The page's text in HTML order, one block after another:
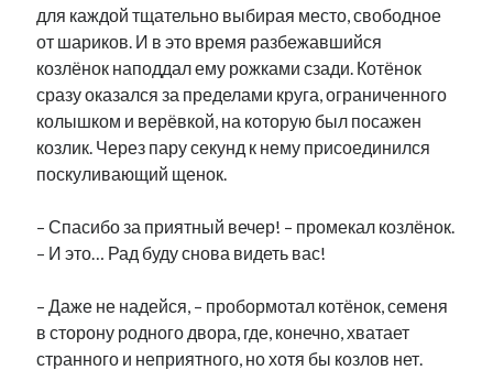
для каждой тщательно выбирая место, свободное
от шариков. И в это время разбежавшийся
козлёнок наподдал ему рожками сзади. Котёнок
сразу оказался за пределами круга, ограниченного
колышком и верёвкой, на которую был посажен
козлик. Через пару секунд к нему присоединился
поскуливающий щенок.
– Спасибо за приятный вечер! – промекал козлёнок.
– И это… Рад буду снова видеть вас!
– Даже не надейся, – пробормотал котёнок, семеня
в сторону родного двора, где, конечно, хватает
странного и неприятного, но хотя бы козлов нет.